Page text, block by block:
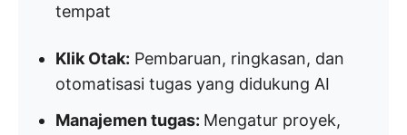
tempat
Klik Otak: Pembaruan, ringkasan, dan
otomatisasi tugas yang didukung AI
Manajemen tugas: Mengatur proyek,